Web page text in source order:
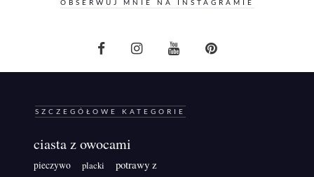
OBSERWUJ MNIE NA INSTAGRAMIE
SZCZEGÓŁOWE KATEGORIE
ciasta z owocami
pieczywo placki
potrawy z